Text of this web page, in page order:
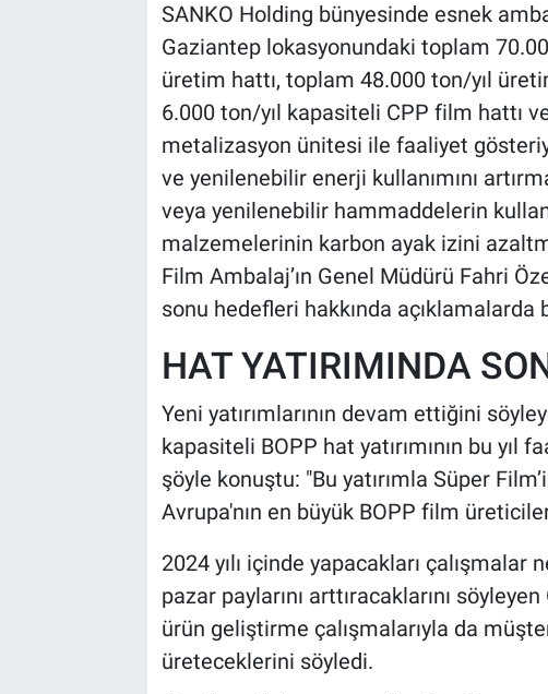
SANKO Holding bünyesinde esnek
Gaziantep lokasyonundaki toplam
üretim hattı, toplam 48.000 ton/yıl
6.000 ton/yıl kapasiteli CPP film hattı
metalizasyon ünitesi ile faaliyet
ve yenilenebilir enerji kullanımını
veya yenilenebilir hammaddelerin
malzemelerinin karbon ayak izini
Film Ambalaj’ın Genel Müdürü Fahri
sonu hedefleri hakkında açıklamalarda
HAT YATIRIMINDA
Yeni yatırımlarının devam ettiğini
kapasiteli BOPP hat yatırımının bu
şöyle konuştu: "Bu yatırımla Süper
Avrupa'nın en büyük BOPP film
2024 yılı içinde yapacakları
pazar paylarını arttıracaklarını
ürün geliştirme çalışmalarıyla da
üreteceklerini söyledi.